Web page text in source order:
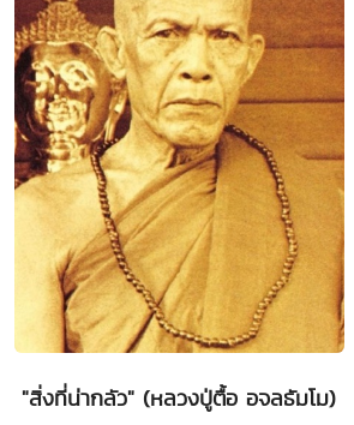
"สิ่งที่น่ากลัว" (หลวงปู่ตื้อ อจลธัมโม)